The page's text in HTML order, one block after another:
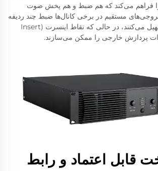
فراهم می‌کند که هم ضبط و هم پخش صوت
مستقیم در برخی کانال‌ها ضبط چند ردیفه
(Multi-track) را تسهیل می‌کنند، در حالی که نقاط اینسرت (Insert
قابل اعتماد و رابط